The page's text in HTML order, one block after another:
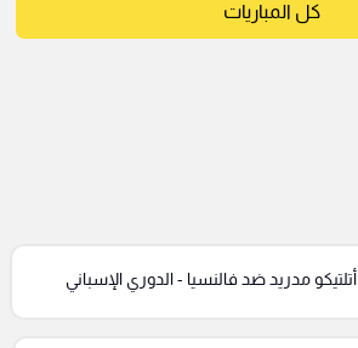
كل المباريات
أتلتيكو مدريد ضد فالنسيا - الدوري الإسباني